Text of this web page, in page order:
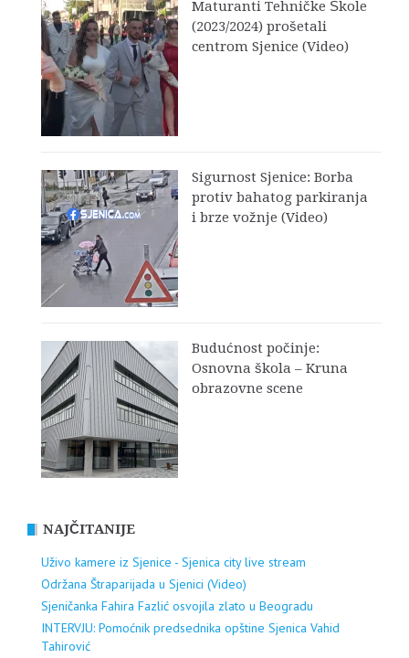
Maturanti Tehničke Škole
(2023/2024) prošetali
centrom Sjenice (Video)
Sigurnost Sjenice: Borba
protiv bahatog parkiranja
i brze vožnje (Video)
Budućnost počinje:
Osnovna škola – Kruna
obrazovne scene
NAJČITANIJE
Uživo kamere iz Sjenice - Sjenica city live stream
Održana Štraparijada u Sjenici (Video)
Sjeničanka Fahira Fazlić osvojila zlato u Beogradu
INTERVJU: Pomoćnik predsednika opštine Sjenica Vahid
Tahirović